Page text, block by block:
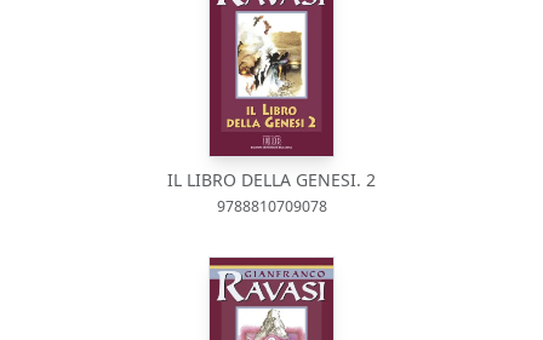
IL LIBRO DELLA GENESI. 2
9788810709078